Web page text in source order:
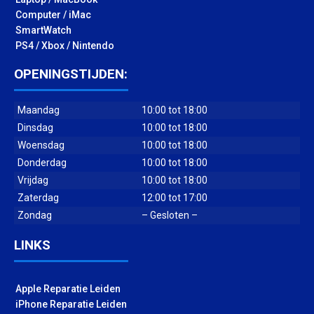
Computer / iMac
SmartWatch
PS4 / Xbox / Nintendo
OPENINGSTIJDEN:
Maandag
10:00 tot 18:00
Dinsdag
10:00 tot 18:00
Woensdag
10:00 tot 18:00
Donderdag
10:00 tot 18:00
Vrijdag
10:00 tot 18:00
Zaterdag
12:00 tot 17:00
Zondag
– Gesloten –
LINKS
Apple Reparatie Leiden
iPhone Reparatie Leiden